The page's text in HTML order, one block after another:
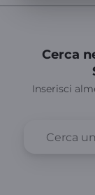
Cerca
Inserisci